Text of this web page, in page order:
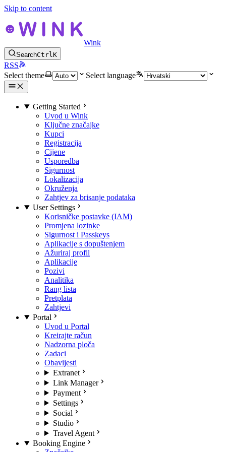
Skip to content
Wink
SearchCtrlK
RSS
Select theme
Select language
Getting Started
Uvod u Wink
Ključne značajke
Kupci
Registracija
Cijene
Usporedba
Sigurnost
Lokalizacija
Okruženja
Zahtjev za brisanje podataka
User Settings
Korisničke postavke (IAM)
Promjena lozinke
Sigurnost i Passkeys
Aplikacije s dopuštenjem
Ažuriraj profil
Aplikacije
Pozivi
Analitika
Rang lista
Pretplata
Zahtjevi
Portal
Uvod u Portal
Kreirajte račun
Nadzorna ploča
Zadaci
Obavijesti
Extranet
Link Manager
Payment
Settings
Social
Studio
Travel Agent
Booking Engine